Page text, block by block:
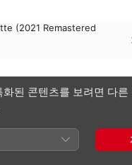
(2021 Remastered
화된 콘텐츠를 보려면 다른